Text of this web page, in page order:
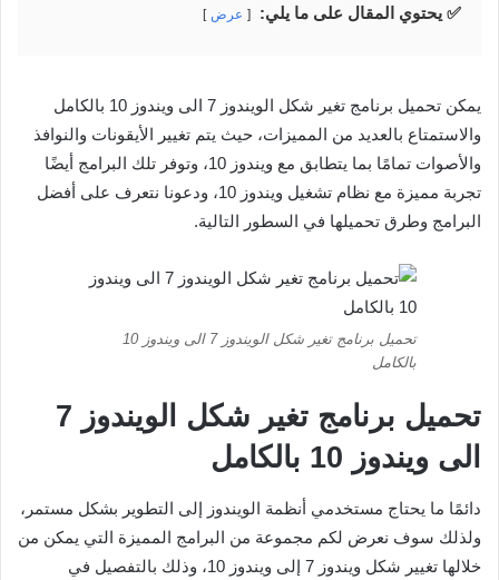
✅ يحتوي المقال على ما يلي: عرض
يمكن تحميل برنامج تغير شكل الويندوز 7 الى ويندوز 10 بالكامل
والاستمتاع بالعديد من المميزات، حيث يتم تغيير الأيقونات والنوافذ
والأصوات تمامًا بما يتطابق مع ويندوز 10، وتوفر تلك البرامج أيضًا
تجربة مميزة مع نظام تشغيل ويندوز 10، ودعونا نتعرف على أفضل
البرامج وطرق تحميلها في السطور التالية.
تحميل برنامج تغير شكل الويندوز 7 الى ويندوز 10
بالكامل
تحميل برنامج تغير شكل الويندوز 7
الى ويندوز 10 بالكامل
دائمًا ما يحتاج مستخدمي أنظمة الويندوز إلى التطوير بشكل مستمر،
ولذلك سوف نعرض لكم مجموعة من البرامج المميزة التي يمكن من
خلالها تغيير شكل ويندوز 7 إلى ويندوز 10، وذلك بالتفصيل في